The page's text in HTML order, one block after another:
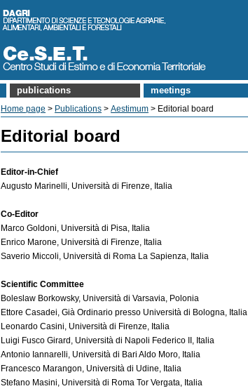
publications meetings
Home page > Publications > Aestimum > Editorial board
Editorial board
Editor-in-Chief
Augusto Marinelli, Università di Firenze, Italia
Co-Editor
Marco Goldoni, Università di Pisa, Italia
Enrico Marone, Università di Firenze, Italia
Saverio Miccoli, Università di Roma La Sapienza, Italia
Scientific Committee
Boleslaw Borkowsky, Università di Varsavia, Polonia
Ettore Casadei, Già Ordinario presso Università di Bologna, Italia
Leonardo Casini, Università di Firenze, Italia
Luigi Fusco Girard, Università di Napoli Federico II, Italia
Antonio Iannarelli, Università di Bari Aldo Moro, Italia
Francesco Marangon, Università di Udine, Italia
Stefano Masini, Università di Roma Tor Vergata, Italia